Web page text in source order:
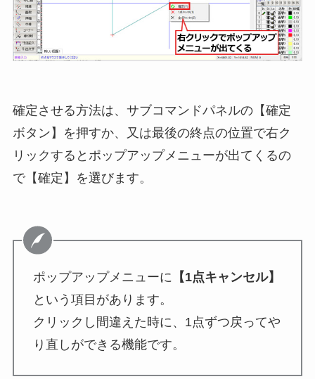
確定させる方法は、サブコマンドパネルの【確定
ボタン】を押すか、又は最後の終点の位置で右ク
リックするとポップアップメニューが出てくるの
で【確定】を選びます。
ポップアップメニューに 【1点キャンセル】
という項目があります。
クリックし間違えた時に、1点ずつ戻ってや
り直しができる機能です。